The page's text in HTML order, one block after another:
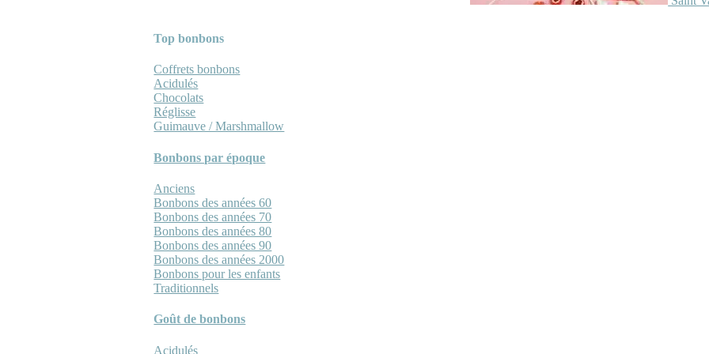
Top bonbons
Coffrets bonbons
Acidulés
Chocolats
Réglisse
Guimauve / Marshmallow
Bonbons par époque
Anciens
Bonbons des années 60
Bonbons des années 70
Bonbons des années 80
Bonbons des années 90
Bonbons des années 2000
Bonbons pour les enfants
Traditionnels
Goût de bonbons
Acidulés